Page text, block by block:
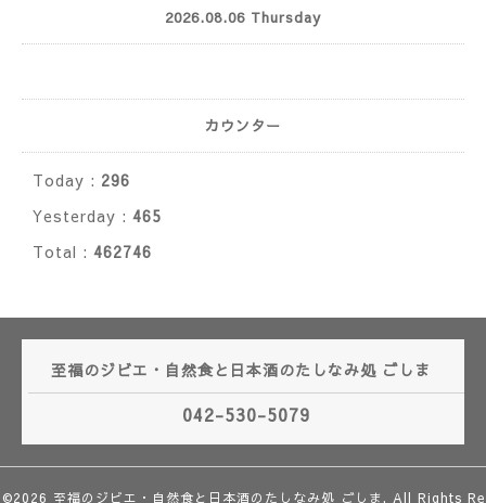
2026.08.06 Thursday
カウンター
Today : 296
Yesterday : 465
Total : 462746
至福のジビエ・自然食と日本酒のたしなみ処 ごしま
042-530-5079
©2026 至福のジビエ・自然食と日本酒のたしなみ処 ごしま. All Rights Re